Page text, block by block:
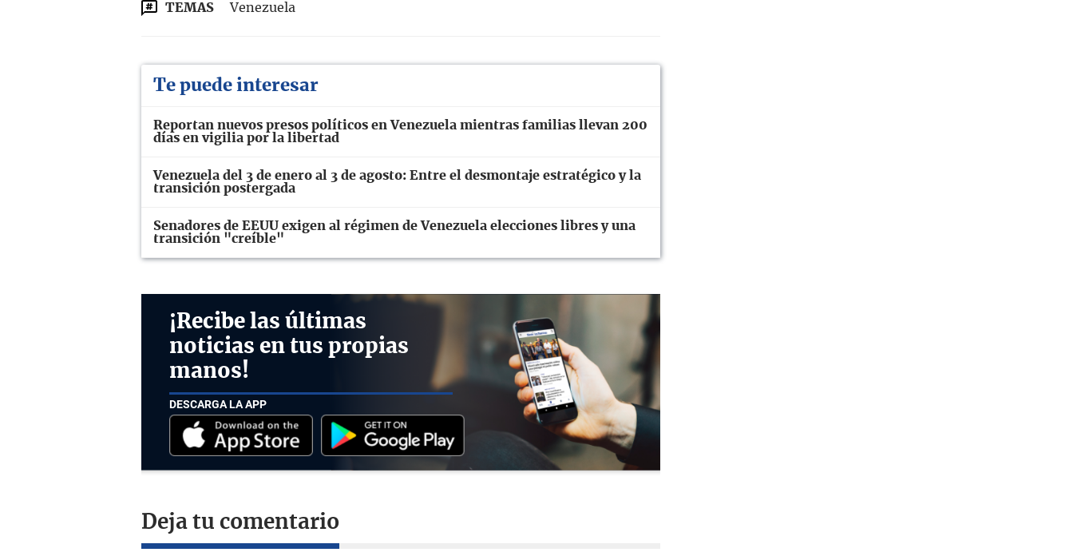
TEMAS Venezuela
Te puede interesar
Reportan nuevos presos políticos en Venezuela mientras familias llevan 200
días en vigilia por la libertad
Venezuela del 3 de enero al 3 de agosto: Entre el desmontaje estratégico y la
transición postergada
Senadores de EEUU exigen al régimen de Venezuela elecciones libres y una
transición "creíble"
¡Recibe las últimas
noticias en tus propias
manos!
DESCARGA LA APP
Deja tu comentario